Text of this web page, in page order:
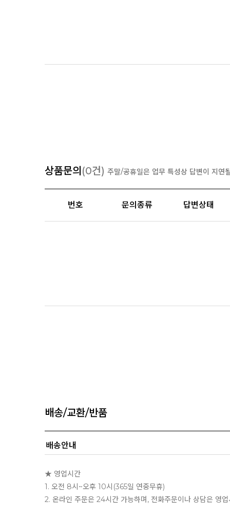
상품문의 (0건) 주말/공휴일은 업무 특성상 답변이 지연
번호 문의종류 답변상태
배송/교환/반품
배송안내
★ 영업시간
1. 오전 8시~오후 10시(365일 연중무휴)
2. 온라인 주문은 24시간 가능하며, 전화주문이나 상담은 영